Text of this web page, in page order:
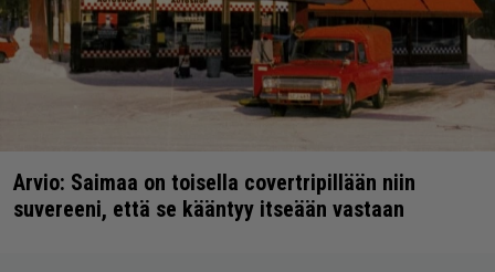
Arvio: Saimaa on toisella covertripillään niin
suvereeni, että se kääntyy itseään vastaan